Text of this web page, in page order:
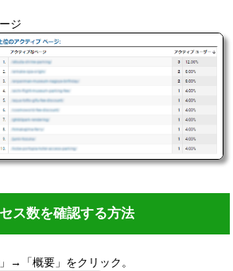
ジ
ス数を確認する方法
→「概要」をクリック。